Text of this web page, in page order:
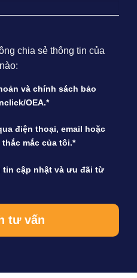
chia sẻ thông tin của
và chính sách bảo
OEA.*
điện thoại, email hoặc
mắc của tôi.*
cập nhật và ưu đãi từ